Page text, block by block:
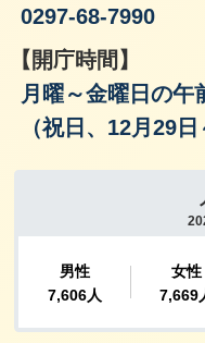
0297-68-7990
【開庁時間】
月曜～金曜日の午
（祝日、12月29